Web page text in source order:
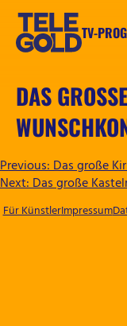
Zum
springen
TV-
DAS
Previous:Das große
Next:Das große
Für KünstlerImpressum